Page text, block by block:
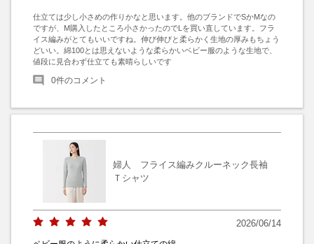
仕立ては少し小さめの作りかなと思います。他のブランドでSかMなの
ですが、M購入したところ小さかったのでLを買い直しています。フラ
イス編みがとてもいいですね。伸び伸びと柔らかく生地の厚みもちょう
どいい。綿100とは思えないような柔らかいベビー服のような生地で、
値段に見合わず仕立ても素晴らしいです
0件のコメント
婦人 フライス編みクルーネック長袖
Ｔシャツ
2026/06/14